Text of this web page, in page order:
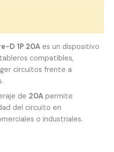
D 1P 20A es un dispositivo
compatibles,
circuitos frente a
de 20A permite
del circuito en
o industriales.